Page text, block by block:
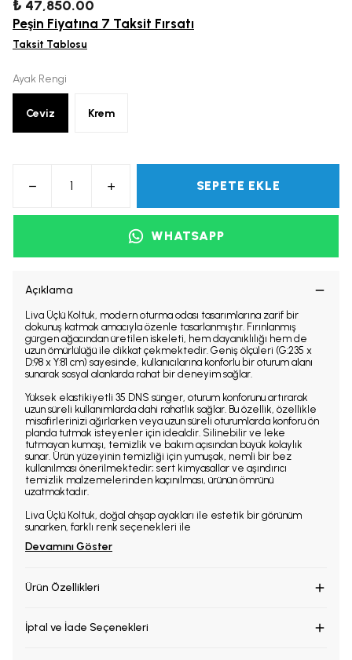
₺ 47,850.00
Peşin Fiyatına 7 Taksit Fırsatı
Taksit Tablosu
Ayak Rengi
Ceviz Krem
SEPETE EKLE
WHATSAPP
Açıklama
Liva Üçlü Koltuk, modern oturma odası tasarımlarına zarif bir
dokunuş katmak amacıyla özenle tasarlanmıştır. Fırınlanmış
gürgen ağacından üretilen iskeleti, hem dayanıklılığı hem de
uzun ömürlülüğü ile dikkat çekmektedir. Geniş ölçüleri (G:235 x
D:98 x Y:81 cm) sayesinde, kullanıcılarına konforlu bir oturum alanı
sunarak sosyal alanlarda rahat bir deneyim sağlar.
Yüksek elastikiyetli 35 DNS sünger, oturum konforunu artırarak
uzun süreli kullanımlarda dahi rahatlık sağlar. Bu özellik, özellikle
misafirlerinizi ağırlarken veya uzun süreli oturumlarda konforu ön
planda tutmak isteyenler için idealdir. Silinebilir ve leke
tutmayan kumaşı, temizlik ve bakım açısından büyük kolaylık
sunar. Ürün yüzeyinin temizliği için yumuşak, nemli bir bez
kullanılması önerilmektedir; sert kimyasallar ve aşındırıcı
temizlik malzemelerinden kaçınılması, ürünün ömrünü
uzatmaktadır.
Liva Üçlü Koltuk, doğal ahşap ayakları ile estetik bir görünüm
sunarken, farklı renk seçenekleri ile
Devamını Göster
Ürün Özellikleri
İptal ve İade Seçenekleri